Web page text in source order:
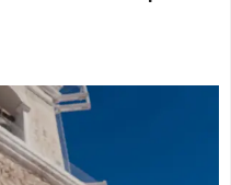
Iquique